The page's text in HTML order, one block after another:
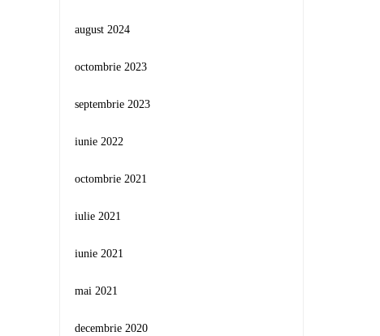
august 2024
octombrie 2023
septembrie 2023
iunie 2022
octombrie 2021
iulie 2021
iunie 2021
mai 2021
decembrie 2020